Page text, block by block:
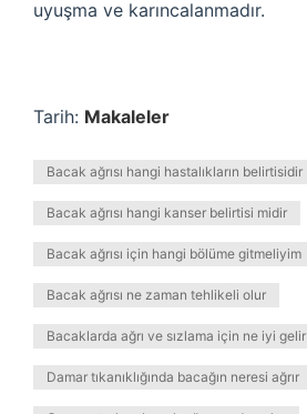
uyuşma ve karıncalanmadır.
Tarih: Makaleler
Bacak ağrısı hangi hastalıkların belirtisidir
Bacak ağrısı hangi kanser belirtisi midir
Bacak ağrısı için hangi bölüme gitmeliyim
Bacak ağrısı ne zaman tehlikeli olur
Bacaklarda ağrı ve sızlama için ne iyi gelir
Damar tıkanıklığında bacağın neresi ağrır